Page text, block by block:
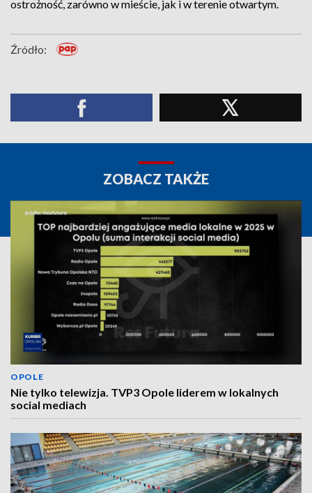
ostrożność, zarówno w mieście, jak i w terenie otwartym.
Źródło:
ZOBACZ TAKŻE
OPOLE
Nie tylko telewizja. TVP3 Opole liderem w lokalnych
social mediach